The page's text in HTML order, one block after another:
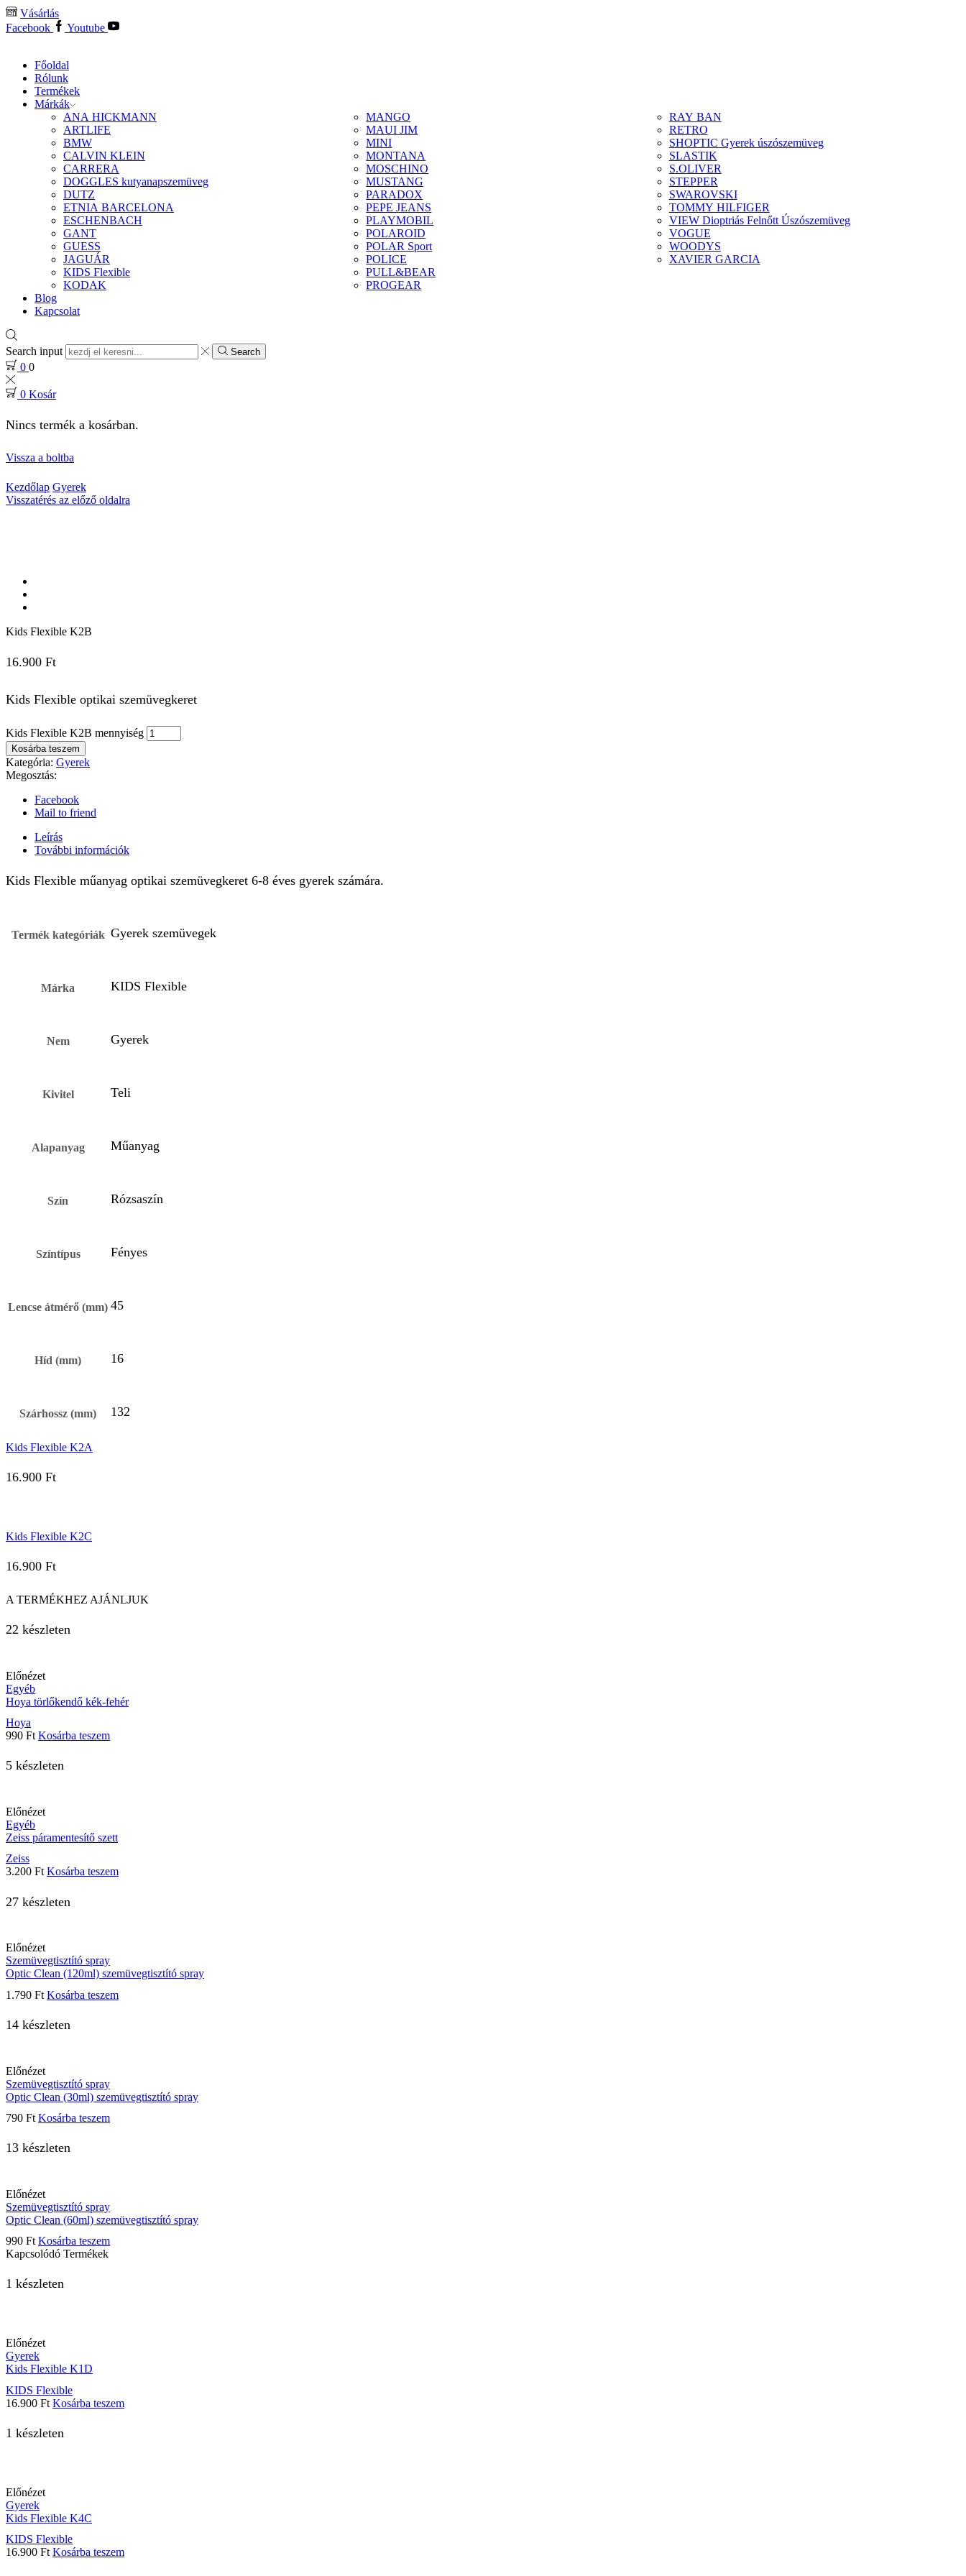
Vásárlás
Facebook
Youtube
Főoldal
Rólunk
Termékek
Márkák
ANA HICKMANN
ARTLIFE
BMW
CALVIN KLEIN
CARRERA
DOGGLES kutyanapszemüveg
DUTZ
ETNIA BARCELONA
ESCHENBACH
GANT
GUESS
JAGUÁR
KIDS Flexible
KODAK
MANGO
MAUI JIM
MINI
MONTANA
MOSCHINO
MUSTANG
PARADOX
PEPE JEANS
PLAYMOBIL
POLAROID
POLAR Sport
POLICE
PULL&BEAR
PROGEAR
RAY BAN
RETRO
SHOPTIC Gyerek úszószemüveg
SLASTIK
S.OLIVER
STEPPER
SWAROVSKI
TOMMY HILFIGER
VIEW Dioptriás Felnőtt Úszószemüveg
VOGUE
WOODYS
XAVIER GARCIA
Blog
Kapcsolat
Search input Search
0 0
0 Kosár
Nincs termék a kosárban.
Vissza a boltba
Kezdőlap Gyerek
Visszatérés az előző oldalra
Kids Flexible K2B
16.900 Ft
Kids Flexible optikai szemüvegkeret
Kids Flexible K2B mennyiség
Kosárba teszem
Kategória: Gyerek
Megosztás:
Facebook
Mail to friend
Leírás
További információk
Kids Flexible műanyag optikai szemüvegkeret 6-8 éves gyerek számára.
Termék kategóriák Gyerek szemüvegek
Márka KIDS Flexible
Nem Gyerek
Kivitel Teli
Alapanyag Műanyag
Szín Rózsaszín
Színtípus Fényes
Lencse átmérő (mm) 45
Híd (mm) 16
Szárhossz (mm) 132
Kids Flexible K2A
16.900 Ft
Kids Flexible K2C
16.900 Ft
A TERMÉKHEZ AJÁNLJUK
22 készleten
Előnézet
Egyéb
Hoya törlőkendő kék-fehér
Hoya
990 Ft Kosárba teszem
5 készleten
Előnézet
Egyéb
Zeiss páramentesítő szett
Zeiss
3.200 Ft Kosárba teszem
27 készleten
Előnézet
Szemüvegtisztító spray
Optic Clean (120ml) szemüvegtisztító spray
1.790 Ft Kosárba teszem
14 készleten
Előnézet
Szemüvegtisztító spray
Optic Clean (30ml) szemüvegtisztító spray
790 Ft Kosárba teszem
13 készleten
Előnézet
Szemüvegtisztító spray
Optic Clean (60ml) szemüvegtisztító spray
990 Ft Kosárba teszem
Kapcsolódó Termékek
1 készleten
Előnézet
Gyerek
Kids Flexible K1D
KIDS Flexible
16.900 Ft Kosárba teszem
1 készleten
Előnézet
Gyerek
Kids Flexible K4C
KIDS Flexible
16.900 Ft Kosárba teszem